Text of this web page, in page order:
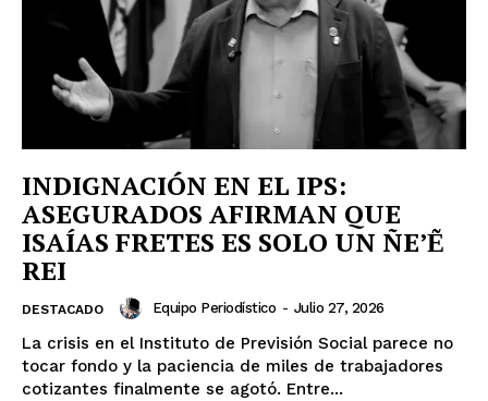
INDIGNACIÓN EN EL IPS:
ASEGURADOS AFIRMAN QUE
ISAÍAS FRETES ES SOLO UN ÑE’Ẽ
REI
DESTACADO Equipo Periodístico - Julio 27, 2026
La crisis en el Instituto de Previsión Social parece no
tocar fondo y la paciencia de miles de trabajadores
cotizantes finalmente se agotó. Entre...